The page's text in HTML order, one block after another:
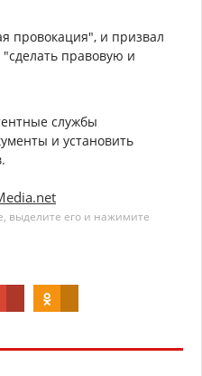
провокация", и призвал
правовую и
службы
и установить
выделите его и нажимите